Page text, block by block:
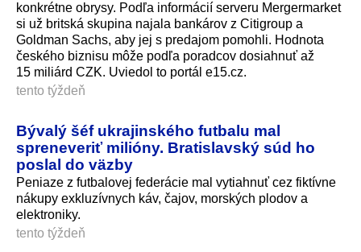
konkrétne obrysy. Podľa informácií serveru Mergermarket
si už britská skupina najala bankárov z Citigroup a
Goldman Sachs, aby jej s predajom pomohli. Hodnota
českého biznisu môže podľa poradcov dosiahnuť až
15 miliárd CZK. Uviedol to portál e15.cz.
tento týždeň
Bývalý šéf ukrajinského futbalu mal
spreneveriť milióny. Bratislavský súd ho
poslal do väzby
Peniaze z futbalovej federácie mal vytiahnuť cez fiktívne
nákupy exkluzívnych káv, čajov, morských plodov a
elektroniky.
tento týždeň